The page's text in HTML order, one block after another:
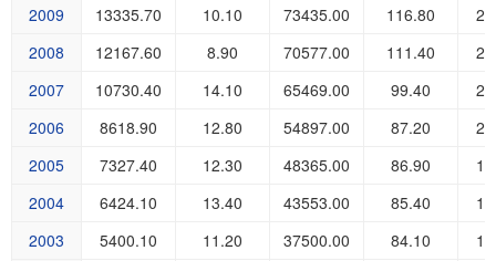
2009
13335.70 10.10 73435.00 116.80
2008
12167.60 8.90 70577.00 111.40
2007
10730.40 14.10 65469.00 99.40
2006
8618.90 12.80 54897.00 87.20
2005
7327.40 12.30 48365.00 86.90
2004
6424.10 13.40 43553.00 85.40
2003
5400.10 11.20 37500.00 84.10